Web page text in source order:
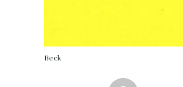
Beck